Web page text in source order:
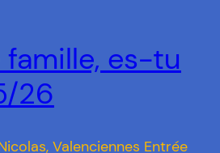
es-tu
26
Valenciennes Entrée